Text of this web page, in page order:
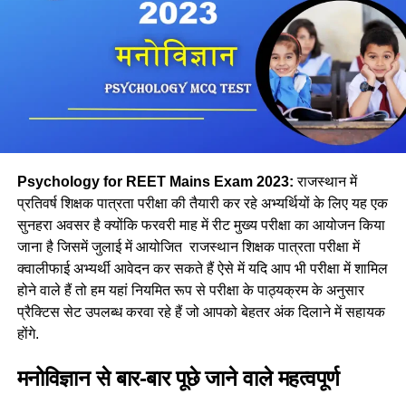
Psychology for REET Mains Exam 2023: राजस्थान में
प्रतिवर्ष शिक्षक पात्रता परीक्षा की तैयारी कर रहे अभ्यर्थियों के लिए यह एक
सुनहरा अवसर है क्योंकि फरवरी माह में रीट मुख्य परीक्षा का आयोजन किया
जाना है जिसमें जुलाई में आयोजित राजस्थान शिक्षक पात्रता परीक्षा में
क्वालीफाई अभ्यर्थी आवेदन कर सकते हैं ऐसे में यदि आप भी परीक्षा में शामिल
होने वाले हैं तो हम यहां नियमित रूप से परीक्षा के पाठ्यक्रम के अनुसार
प्रैक्टिस सेट उपलब्ध करवा रहे हैं जो आपको बेहतर अंक दिलाने में सहायक
होंगे.
मनोविज्ञान से बार-बार पूछे जाने वाले महत्वपूर्ण